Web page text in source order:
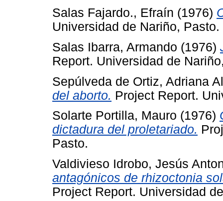
Salas Fajardo., Efraín (1976)
Universidad de Nariño, Pasto.
Salas Ibarra, Armando (1976)
Report. Universidad de
Sepúlveda de Ortiz, Adriana
del aborto. Project Report.
Solarte Portilla, Mauro (1976)
dictadura del proletariado.
Pasto.
Valdivieso Idrobo, Jesús
antagónicos de rhizoctonia
Project Report. Universidad